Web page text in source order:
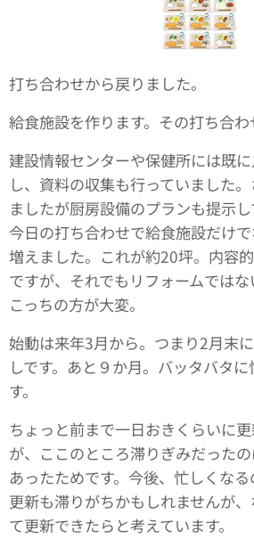
打ち合わせから戻りました。
給食施設を作ります。その打ち合わ
建設情報センターや保健所には既
し、資料の収集も行っていました
ましたが厨房設備のプランも提示し
今日の打ち合わせで給食施設だけ
増えました。これが約20坪。内容
ですが、それでもリフォームでは
こっちの方が大変。
始動は来年3月から。つまり2月末
しです。あと９か月。バッタバタ
す。
ちょっと前まで一日おきくらいに
が、ここのところ滞りぎみだった
あったためです。今後、忙しくな
更新も滞りがちかもしれませんが
て更新できたらと考えています。